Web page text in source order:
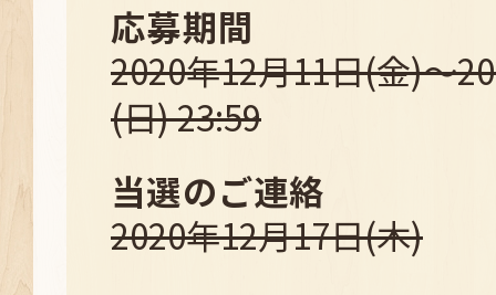
応募期間
2020年12月11日(金)～
(日) 23:59
当選のご連絡
2020年12月17日(木)